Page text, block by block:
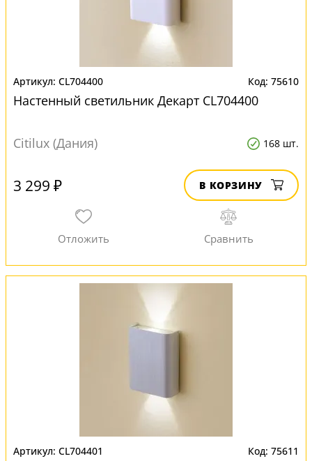
CL704400 75610
Настенный светильник Декарт CL704400
Citilux (Дания) 168 шт.
3 299 ₽ В КОРЗИНУ
CL704401 75611